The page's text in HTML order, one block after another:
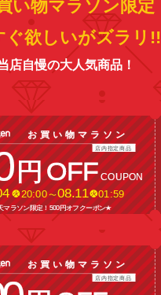
い物マラソン限定
ぐ欲しいがズラリ!!
店自慢の大人気商品！